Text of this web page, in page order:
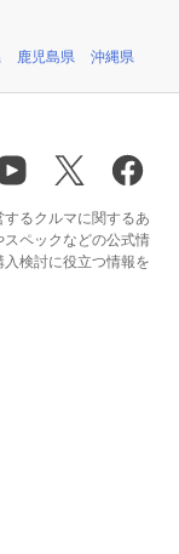
鹿児島県 沖縄県
るクルマに関するあ
ペックなどの公式情
検討に役立つ情報を